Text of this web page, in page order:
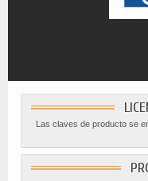
Las claves de producto se